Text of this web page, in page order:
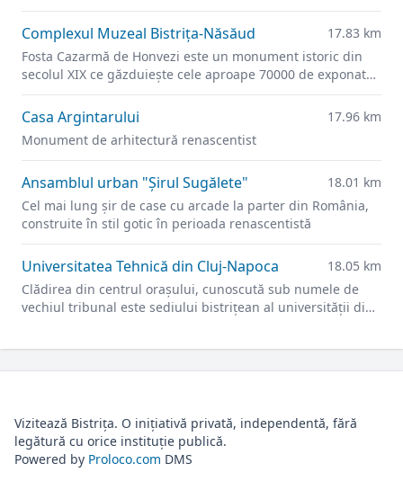
Complexul Muzeal Bistrița-Năsăud
17.83 km
Fosta Cazarmă de Honvezi este un monument istoric din
secolul XIX ce găzduiește cele aproape 70000 de exponate
ale Muzeului Județean.
Casa Argintarului
17.96 km
Monument de arhitectură renascentist
Ansamblul urban "Şirul Sugălete"
18.01 km
Cel mai lung şir de case cu arcade la parter din România,
construite în stil gotic în perioada renascentistă
Universitatea Tehnică din Cluj-Napoca
18.05 km
Clădirea din centrul orașului, cunoscută sub numele de
vechiul tribunal este sediului bistrițean al universității din
Vizitează Bistrița. O inițiativă privată, independentă, fără
legătură cu orice instituție publică.
Powered by Proloco.com DMS